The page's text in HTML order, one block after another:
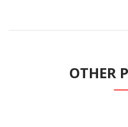
OTHER